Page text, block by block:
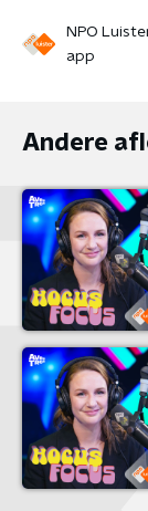
NPO
app
Andere